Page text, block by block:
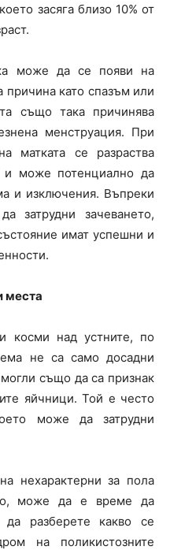
засяга близо 10% от
може да се появи на
като спазъм или
също така причинява
менструация. При
матката се разраства
и може потенциално да
и изключения. Въпреки
затрудни зачеването,
имат успешни и
места
косми над устните, по
не са само досадни
също да са признак
яйчници. Той е често
може да затрудни
нехарактерни за пола
може да е време да
разберете какво се
на поликистозните